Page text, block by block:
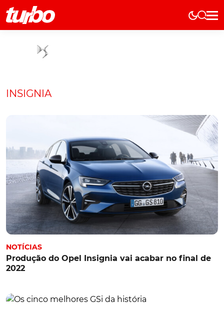
Elétricos
Marcas
Comerciais
Elétricos
Técnica
Testes
INSIGNIA
NOTÍCIAS
Produção do Opel Insignia vai acabar no final de
2022